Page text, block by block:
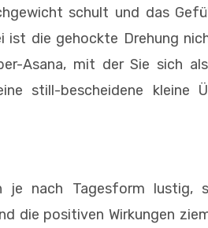
schult und das
ist die gehockte Drehung
Asana, mit der Sie sich
still-bescheidene kleine
je nach Tagesform lustig,
die positiven Wirkungen